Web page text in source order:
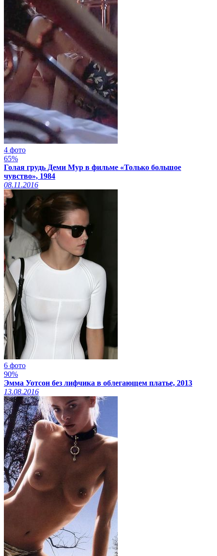
4 фото
65%
Голая грудь Деми Мур в фильме «Только большое
чувство», 1984
08.11.2016
6 фото
90%
Эмма Уотсон без лифчика в облегающем платье, 2013
13.08.2016